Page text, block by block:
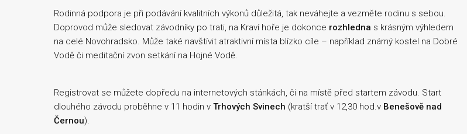
Rodinná podpora je při podávání kvalitních výkonů důležitá, tak neváhejte a vezměte rodinu s sebou.
Doprovod může sledovat závodníky po trati, na Kraví hoře je dokonce rozhledna s krásným výhledem
na celé Novohradsko. Může také navštívit atraktivní místa blízko cíle – například známý kostel na Dobré
Vodě či meditační zvon setkání na Hojné Vodě.
Registrovat se můžete dopředu na internetových stánkách, či na místě před startem závodu. Start
dlouhého závodu proběhne v 11 hodin v Trhových Svinech (kratší trať v 12,30 hod.v Benešově nad
Černou).